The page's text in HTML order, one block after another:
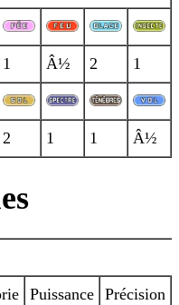
1 Â½ 2 1
2 1 1 Â½
Puissance Précision